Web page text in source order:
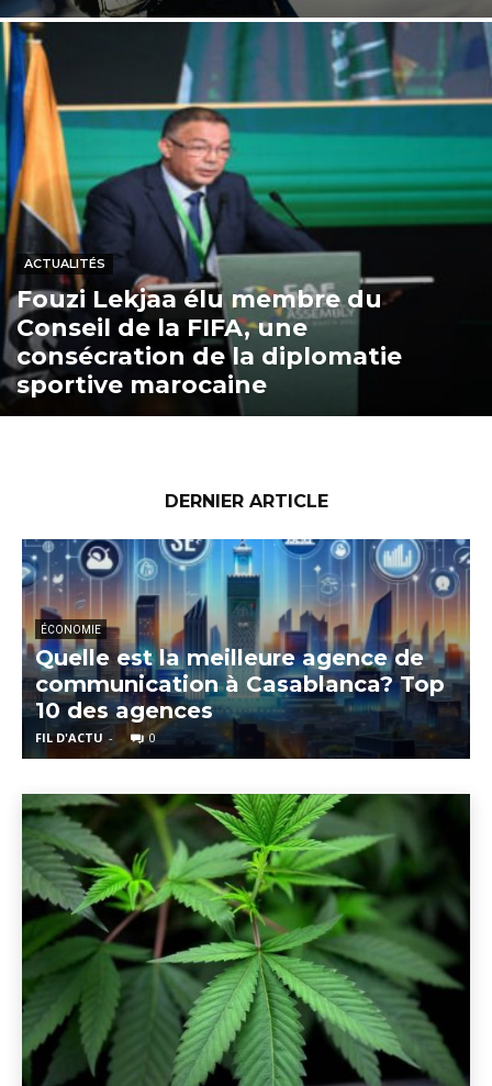
ACTUALITÉS
Fouzi Lekjaa élu membre du
Conseil de la FIFA, une
consécration de la diplomatie
sportive marocaine
DERNIER ARTICLE
ÉCONOMIE
Quelle est la meilleure agence de
communication à Casablanca? Top
10 des agences
FIL D'ACTU - 0